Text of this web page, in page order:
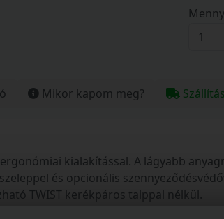
Mikor kapom meg?
kialakítással. A lágyabb
és opcionális
TWIST kerékpáros talppal nélkül.